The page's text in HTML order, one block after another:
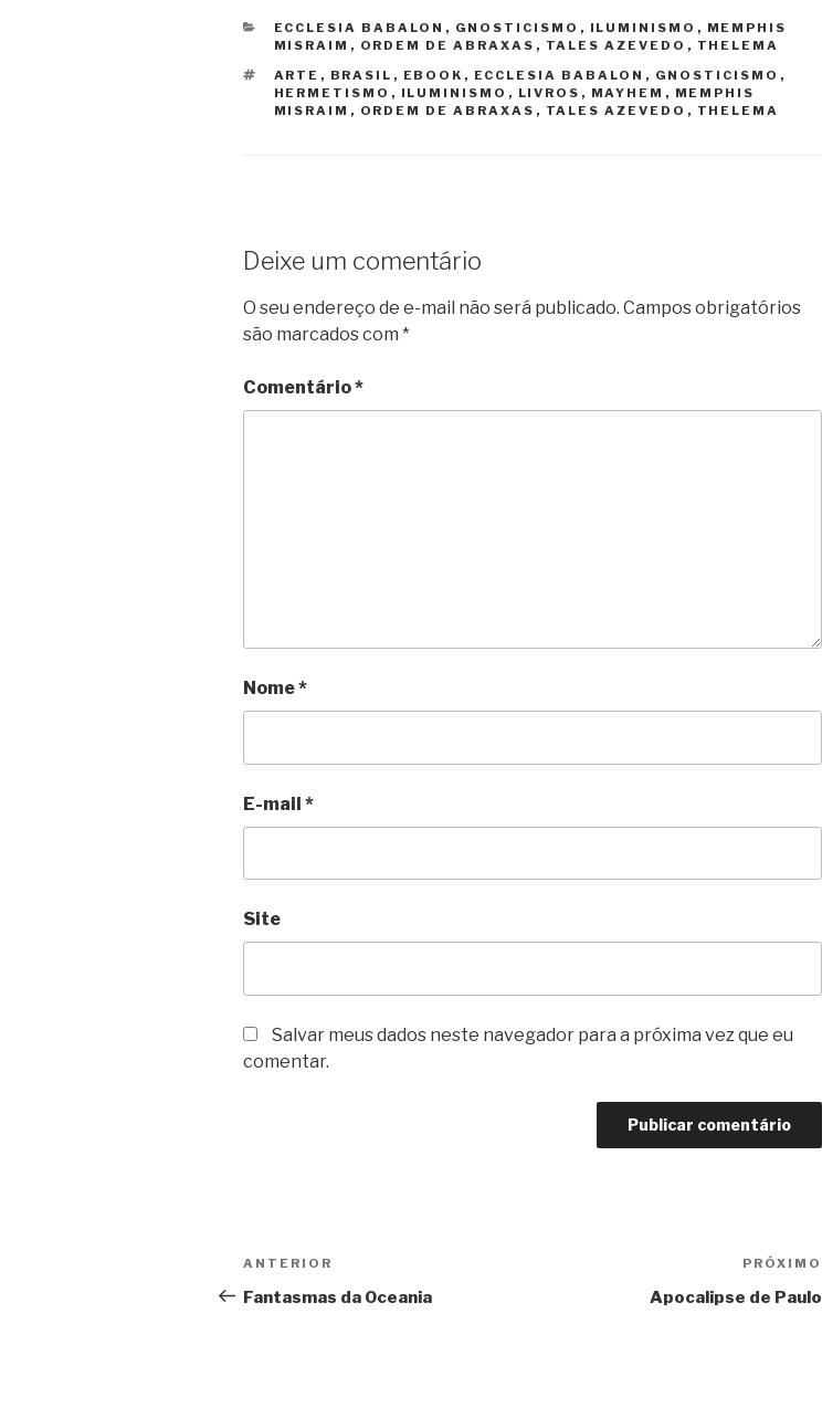
CATEGORIAS
ECCLESIA BABALON , GNOSTICISMO , ILUMINISMO , MEMPHIS
MISRAIM , ORDEM DE ABRAXAS , TALES AZEVEDO , THELEMA
TAGS
ARTE , BRASIL , EBOOK , ECCLESIA BABALON , GNOSTICISMO ,
HERMETISMO , ILUMINISMO , LIVROS , MAYHEM , MEMPHIS
MISRAIM , ORDEM DE ABRAXAS , TALES AZEVEDO , THELEMA
Deixe um comentário
O seu endereço de e-mail não será publicado. Campos obrigatórios
são marcados com *
Comentário*
Nome*
E-mail *
Site
Salvar meus dados neste navegador para a próxima vez que eu
comentar.
Navegação
de
Post
anterior
ANTERIOR
Fantasmas da Oceania
PRÓXIMO
Apocalipse de Paulo